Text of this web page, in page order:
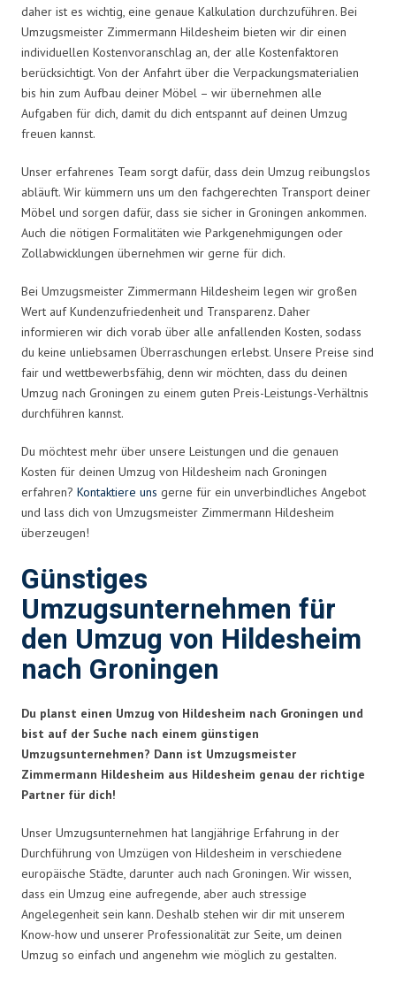
daher ist es wichtig, eine genaue Kalkulation durchzuführen. Bei
Umzugsmeister Zimmermann Hildesheim bieten wir dir einen
individuellen Kostenvoranschlag an, der alle Kostenfaktoren
berücksichtigt. Von der Anfahrt über die Verpackungsmaterialien
bis hin zum Aufbau deiner Möbel – wir übernehmen alle
Aufgaben für dich, damit du dich entspannt auf deinen Umzug
freuen kannst.
Unser erfahrenes Team sorgt dafür, dass dein Umzug reibungslos
abläuft. Wir kümmern uns um den fachgerechten Transport deiner
Möbel und sorgen dafür, dass sie sicher in Groningen ankommen.
Auch die nötigen Formalitäten wie Parkgenehmigungen oder
Zollabwicklungen übernehmen wir gerne für dich.
Bei Umzugsmeister Zimmermann Hildesheim legen wir großen
Wert auf Kundenzufriedenheit und Transparenz. Daher
informieren wir dich vorab über alle anfallenden Kosten, sodass
du keine unliebsamen Überraschungen erlebst. Unsere Preise sind
fair und wettbewerbsfähig, denn wir möchten, dass du deinen
Umzug nach Groningen zu einem guten Preis-Leistungs-Verhältnis
durchführen kannst.
Du möchtest mehr über unsere Leistungen und die genauen
Kosten für deinen Umzug von Hildesheim nach Groningen
erfahren? Kontaktiere uns gerne für ein unverbindliches Angebot
und lass dich von Umzugsmeister Zimmermann Hildesheim
überzeugen!
Günstiges
Umzugsunternehmen für
den Umzug von Hildesheim
nach Groningen
Du planst einen Umzug von Hildesheim nach Groningen und
bist auf der Suche nach einem günstigen
Umzugsunternehmen? Dann ist Umzugsmeister
Zimmermann Hildesheim aus Hildesheim genau der richtige
Partner für dich!
Unser Umzugsunternehmen hat langjährige Erfahrung in der
Durchführung von Umzügen von Hildesheim in verschiedene
europäische Städte, darunter auch nach Groningen. Wir wissen,
dass ein Umzug eine aufregende, aber auch stressige
Angelegenheit sein kann. Deshalb stehen wir dir mit unserem
Know-how und unserer Professionalität zur Seite, um deinen
Umzug so einfach und angenehm wie möglich zu gestalten.